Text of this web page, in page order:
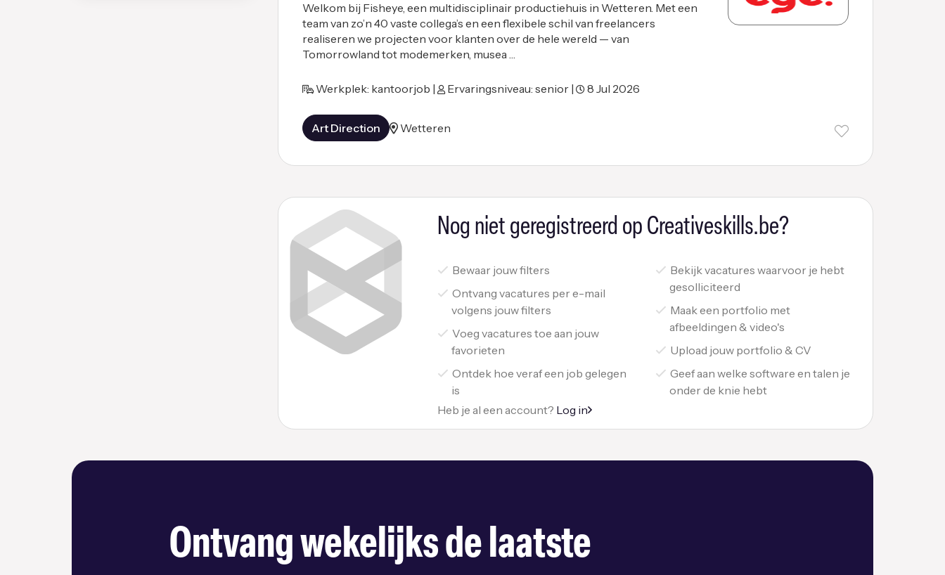
Welkom bij Fisheye, een multidisciplinair productiehuis in Wetteren. Met een
team van zo’n 40 vaste collega’s en een flexibele schil van freelancers
realiseren we projecten voor klanten over de hele wereld — van
Tomorrowland tot modemerken, musea …
Werkplek: kantoorjob | Ervaringsniveau: senior | 8 Jul 2026
Art Direction Wetteren
Nog niet geregistreerd op Creativeskills.be?
Bewaar jouw filters
Ontvang vacatures per e-mail
volgens jouw filters
Voeg vacatures toe aan jouw
favorieten
Ontdek hoe veraf een job gelegen
is
Bekijk vacatures waarvoor je hebt
gesolliciteerd
Maak een portfolio met
afbeeldingen & video's
Upload jouw portfolio & CV
Geef aan welke software en talen je
onder de knie hebt
Heb je al een account? Log in
Ontvang wekelijks de laatste